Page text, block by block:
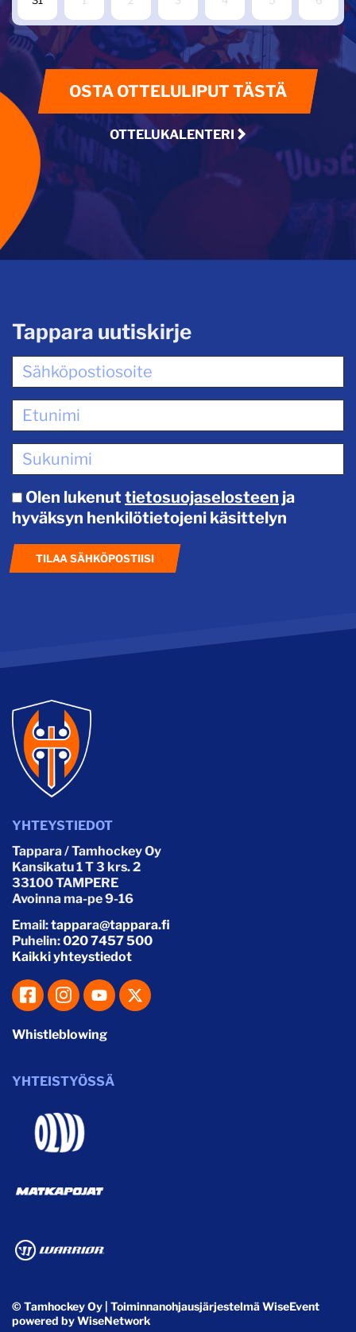
OSTA OTTELULIPUT TÄSTÄ
OTTELUKALENTERI
YHTEYSTIEDOT
Tappara / Tamhockey Oy
Kansikatu 1 T 3 krs. 2
33100 TAMPERE
Avoinna ma-pe 9-16
Email:tappara@tappara.fi
Puhelin:020 7457 500
Kaikki yhteystiedot
Whistleblowing
YHTEISTYÖSSÄ
© Tamhockey Oy | ToiminnanohjausjärjestelmäWiseEvent
powered byWiseNetwork
Tappara uutiskirje
Olen lukenut tietosuojaselosteen ja
hyväksyn henkilötietojeni käsittelyn
TILAA SÄHKÖPOSTIISI